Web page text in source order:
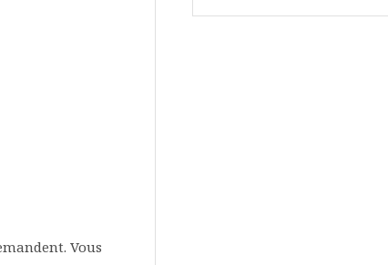
Vous